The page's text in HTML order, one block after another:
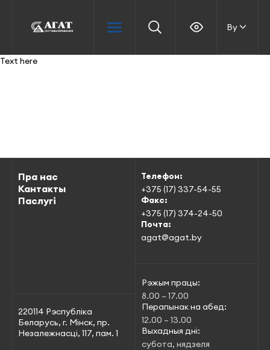
By
Text here
Пра нас
Кантакты
Паслугі
Рэжым працы:
8.00 – 17.00
Перапынак на абед:
12.00 – 13.00
Выхадныя дні:
субота, нядзеля
Телефон:
+375 (17) 337-54-55
Факс:
+375 (17) 374-24-50
Почта:
agat@agat.by
220114 Рэспубліка
Беларусь, г. Мінск, пр.
Незалежнасці, 117, пам. 1